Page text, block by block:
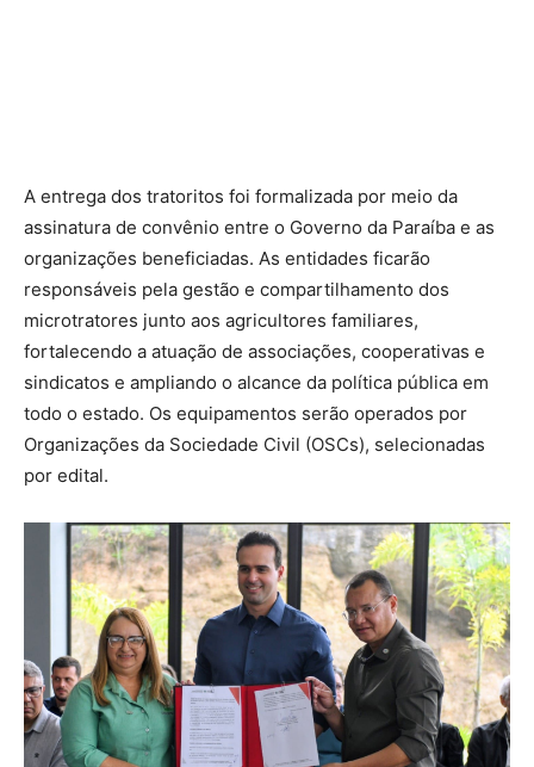
A entrega dos tratoritos foi formalizada por meio da
assinatura de convênio entre o Governo da Paraíba e as
organizações beneficiadas. As entidades ficarão
responsáveis pela gestão e compartilhamento dos
microtratores junto aos agricultores familiares,
fortalecendo a atuação de associações, cooperativas e
sindicatos e ampliando o alcance da política pública em
todo o estado. Os equipamentos serão operados por
Organizações da Sociedade Civil (OSCs), selecionadas
por edital.